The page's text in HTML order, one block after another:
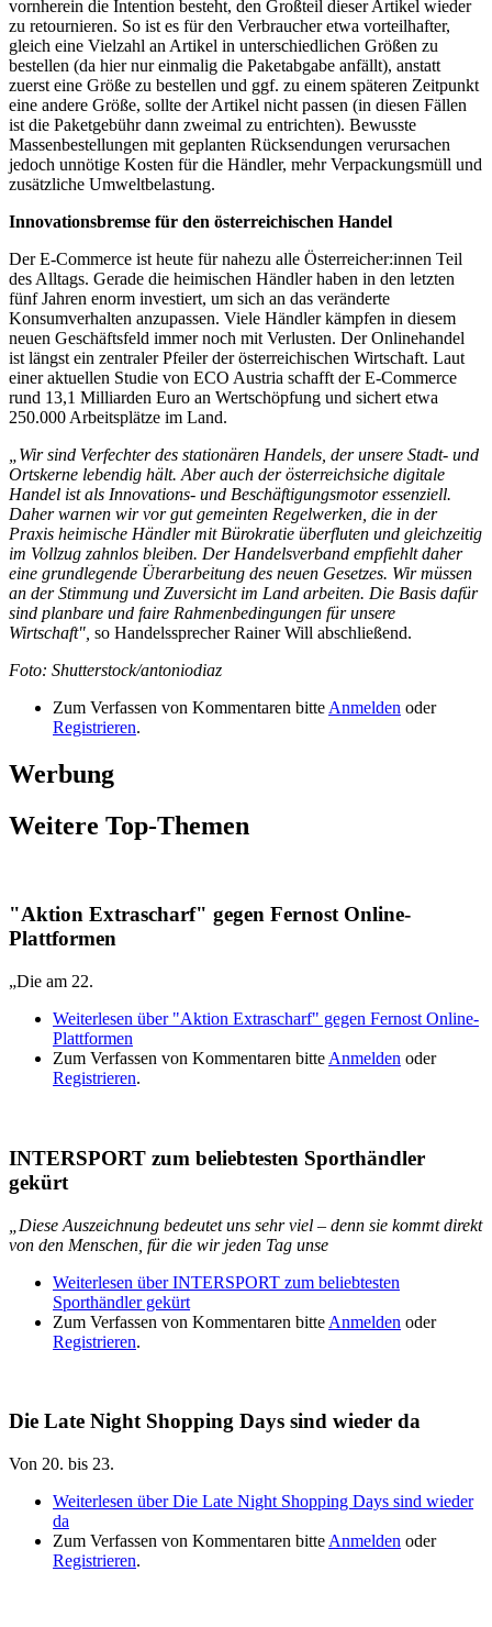
vornherein die Intention besteht, den Großteil dieser Artikel wieder
zu retournieren. So ist es für den Verbraucher etwa vorteilhafter,
gleich eine Vielzahl an Artikel in unterschiedlichen Größen zu
bestellen (da hier nur einmalig die Paketabgabe anfällt), anstatt
zuerst eine Größe zu bestellen und ggf. zu einem späteren Zeitpunkt
eine andere Größe, sollte der Artikel nicht passen (in diesen Fällen
ist die Paketgebühr dann zweimal zu entrichten). Bewusste
Massenbestellungen mit geplanten Rücksendungen verursachen
jedoch unnötige Kosten für die Händler, mehr Verpackungsmüll und
zusätzliche Umweltbelastung.
Innovationsbremse für den österreichischen Handel
Der E-Commerce ist heute für nahezu alle Österreicher:innen Teil
des Alltags. Gerade die heimischen Händler haben in den letzten
fünf Jahren enorm investiert, um sich an das veränderte
Konsumverhalten anzupassen. Viele Händler kämpfen in diesem
neuen Geschäftsfeld immer noch mit Verlusten. Der Onlinehandel
ist längst ein zentraler Pfeiler der österreichischen Wirtschaft. Laut
einer aktuellen Studie von ECO Austria schafft der E-Commerce
rund 13,1 Milliarden Euro an Wertschöpfung und sichert etwa
250.000 Arbeitsplätze im Land.
„Wir sind Verfechter des stationären Handels, der unsere Stadt- und
Ortskerne lebendig hält. Aber auch der österreichsiche digitale
Handel ist als Innovations- und Beschäftigungsmotor essenziell.
Daher warnen wir vor gut gemeinten Regelwerken, die in der
Praxis heimische Händler mit Bürokratie überfluten und gleichzeitig
im Vollzug zahnlos bleiben. Der Handelsverband empfiehlt daher
eine grundlegende Überarbeitung des neuen Gesetzes. Wir müssen
an der Stimmung und Zuversicht im Land arbeiten. Die Basis dafür
sind planbare und faire Rahmenbedingungen für unsere
Wirtschaft", so Handelssprecher Rainer Will abschließend.
Foto: Shutterstock/antoniodiaz
Zum Verfassen von Kommentaren bitte Anmelden oder
Registrieren.
Werbung
Weitere Top-Themen
"Aktion Extrascharf" gegen Fernost Online-
Plattformen
„Die am 22.
Weiterlesen über "Aktion Extrascharf" gegen Fernost Online-
Plattformen
Zum Verfassen von Kommentaren bitte Anmelden oder
Registrieren.
INTERSPORT zum beliebtesten Sporthändler
gekürt
„Diese Auszeichnung bedeutet uns sehr viel – denn sie kommt direkt
von den Menschen, für die wir jeden Tag unse
Weiterlesen über INTERSPORT zum beliebtesten
Sporthändler gekürt
Zum Verfassen von Kommentaren bitte Anmelden oder
Registrieren.
Die Late Night Shopping Days sind wieder da
Von 20. bis 23.
Weiterlesen über Die Late Night Shopping Days sind wieder
da
Zum Verfassen von Kommentaren bitte Anmelden oder
Registrieren.